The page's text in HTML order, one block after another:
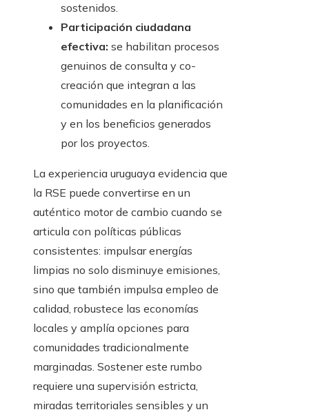
sostenidos.
Participación ciudadana
efectiva: se habilitan procesos
genuinos de consulta y co-
creación que integran a las
comunidades en la planificación
y en los beneficios generados
por los proyectos.
La experiencia uruguaya evidencia que
la RSE puede convertirse en un
auténtico motor de cambio cuando se
articula con políticas públicas
consistentes: impulsar energías
limpias no solo disminuye emisiones,
sino que también impulsa empleo de
calidad, robustece las economías
locales y amplía opciones para
comunidades tradicionalmente
marginadas. Sostener este rumbo
requiere una supervisión estricta,
miradas territoriales sensibles y un